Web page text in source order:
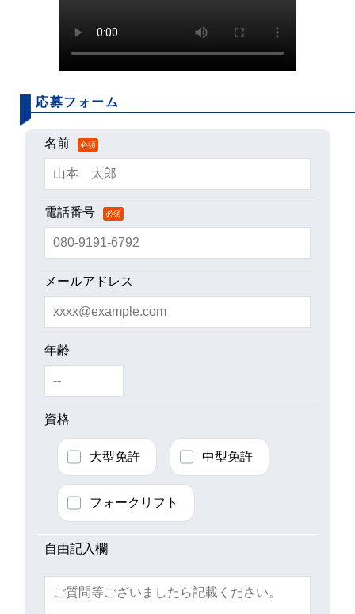
応募フォーム
名前 必須
電話番号 必須
メールアドレス
年齢
資格
大型免許 中型免許
フォークリフト
自由記入欄